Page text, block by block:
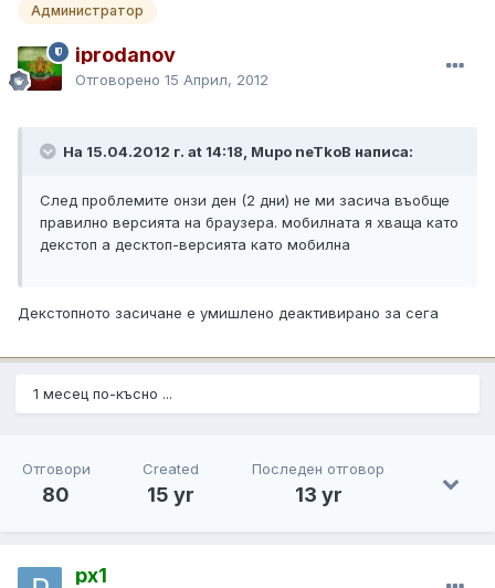
Администратор
iprodanov
Отговорено 15 Април, 2012
На 15.04.2012 г. at 14:18, Mupo neTkoB написа:
След проблемите онзи ден (2 дни) не ми засича въобще
правилно версията на браузера. мобилната я хваща като
декстоп а десктоп-версията като мобилна
Декстопното засичане е умишлено деактивирано за сега
1 месец по-късно ...
Отговори
80
Created
15 yr
Последен отговор
13 yr
px1